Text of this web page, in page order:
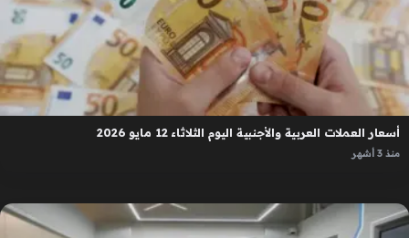
أسعار العملات العربية والأجنبية اليوم الثلاثاء 12 مايو 2026
منذ 3 أشهر